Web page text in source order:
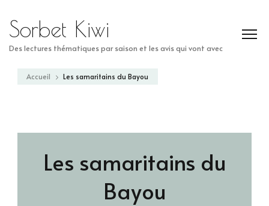
Sorbet Kiwi
Des lectures thématiques par saison et les avis qui vont avec
Accueil Les samaritains du Bayou
Les samaritains du
Bayou